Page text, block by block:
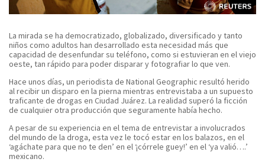
La mirada se ha democratizado, globalizado, diversificado y tanto
niños como adultos han desarrollado esta necesidad más que
capacidad de desenfundar su teléfono, como si estuvieran en el viejo
oeste, tan rápido para poder disparar y fotografiar lo que ven.
Hace unos días, un periodista de National Geographic resultó herido
al recibir un disparo en la pierna mientras entrevistaba a un supuesto
traficante de drogas en Ciudad Juárez. La realidad superó la ficción
de cualquier otra producción que seguramente había hecho.
A pesar de su experiencia en el tema de entrevistar a involucrados
del mundo de la droga, esta vez le tocó estar en los balazos, en el
‘agáchate para que no te den’ en el ‘¡córrele guey!’ en el ‘ya valió….’
mexicano.